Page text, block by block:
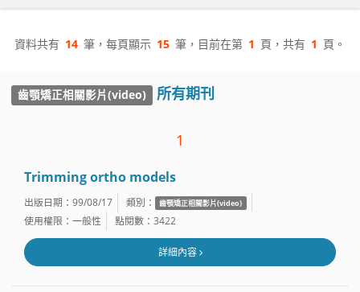
資料共有 14 筆，每頁顯示 15 筆，目前在第 1 頁，共有 1 頁。
齒顎矯正相關影片(video) 所有期刊
1
Trimming ortho models
出版日期：99/08/17 類別： 齒顎矯正相關影片(video)
使用權限：一般性 點閱數：3422
詳細內容